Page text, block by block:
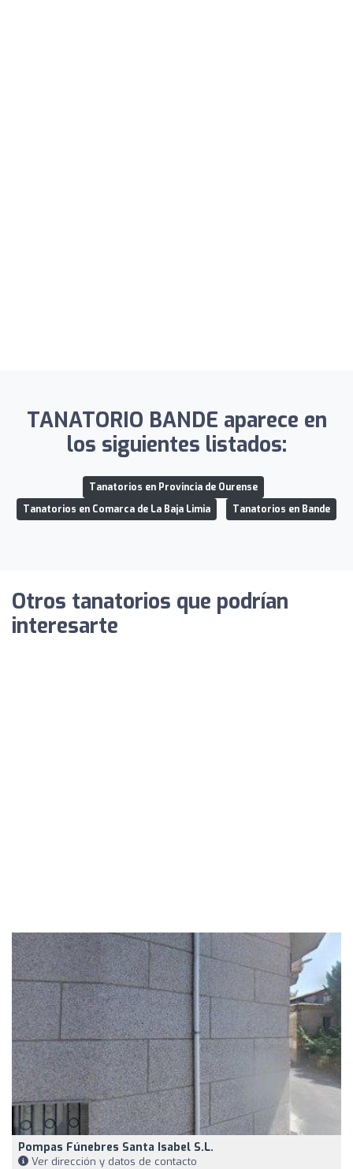
TANATORIO BANDE aparece en
los siguientes listados:
Tanatorios en Provincia de Ourense
Tanatorios en Comarca de La Baja Limia
Tanatorios en Bande
Otros tanatorios que podrían
interesarte
Pompas Fúnebres Santa Isabel S.L.
Ver dirección y datos de contacto